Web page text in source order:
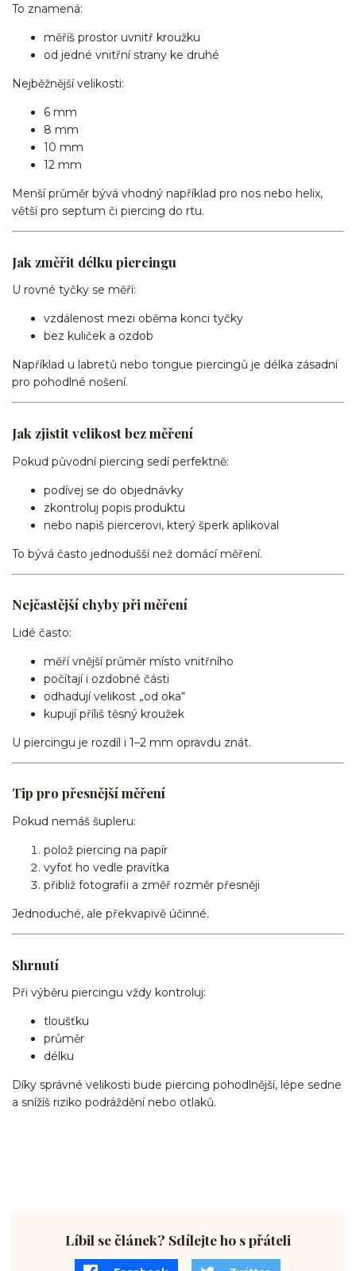
To znamená:
měříš prostor uvnitř kroužku
od jedné vnitřní strany ke druhé
Nejběžnější velikosti:
6 mm
8 mm
10 mm
12 mm
Menší průměr bývá vhodný například pro nos nebo helix,
větší pro septum či piercing do rtu.
Jak změřit délku piercingu
U rovné tyčky se měří:
vzdálenost mezi oběma konci tyčky
bez kuliček a ozdob
Například u labretů nebo tongue piercingů je délka zásadní
pro pohodlné nošení.
Jak zjistit velikost bez měření
Pokud původní piercing sedí perfektně:
podívej se do objednávky
zkontroluj popis produktu
nebo napiš piercerovi, který šperk aplikoval
To bývá často jednodušší než domácí měření.
Nejčastější chyby při měření
Lidé často:
měří vnější průměr místo vnitřního
počítají i ozdobné části
odhadují velikost „od oka“
kupují příliš těsný kroužek
U piercingu je rozdíl i 1–2 mm opravdu znát.
Tip pro přesnější měření
Pokud nemáš šupleru:
polož piercing na papír
vyfoť ho vedle pravítka
přibliž fotografii a změř rozměr přesněji
Jednoduché, ale překvapivě účinné.
Shrnutí
Při výběru piercingu vždy kontroluj:
tloušťku
průměr
délku
Díky správné velikosti bude piercing pohodlnější, lépe sedne
a snížíš riziko podráždění nebo otlaků.
Líbil se článek? Sdílejte ho s přáteli